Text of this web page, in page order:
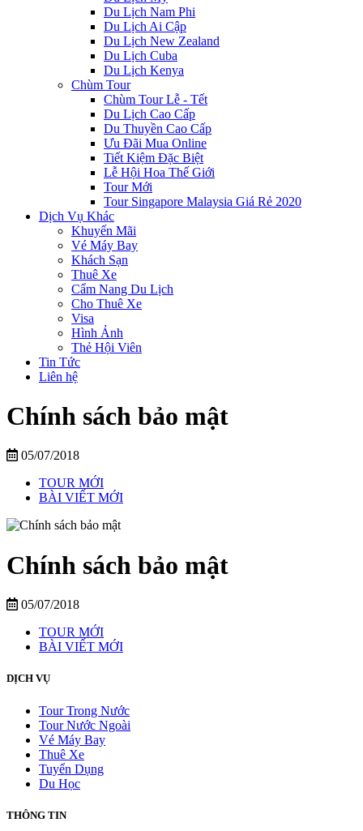
Du Lịch Nam Phi
Du Lịch Ai Cập
Du Lịch New Zealand
Du Lịch Cuba
Du Lịch Kenya
Chùm Tour
Chùm Tour Lễ - Tết
Du Lịch Cao Cấp
Du Thuyền Cao Cấp
Ưu Đãi Mua Online
Tiết Kiệm Đặc Biệt
Lễ Hội Hoa Thế Giới
Tour Mới
Tour Singapore Malaysia Giá Rẻ 2020
Dịch Vụ Khác
Khuyến Mãi
Vé Máy Bay
Khách Sạn
Thuê Xe
Cẩm Nang Du Lịch
Cho Thuê Xe
Visa
Hình Ảnh
Thẻ Hội Viên
Tin Tức
Liên hệ
Chính sách bảo mật
05/07/2018
TOUR MỚI
BÀI VIẾT MỚI
Chính sách bảo mật
05/07/2018
TOUR MỚI
BÀI VIẾT MỚI
DỊCH VỤ
Tour Trong Nước
Tour Nước Ngoài
Vé Máy Bay
Thuê Xe
Tuyển Dụng
Du Học
THÔNG TIN